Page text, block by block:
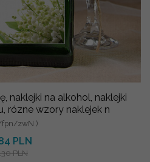
naklejki na alkohol, naklejki
rózne wzory naklejek n
fpn/zwN )
PLN
PLN